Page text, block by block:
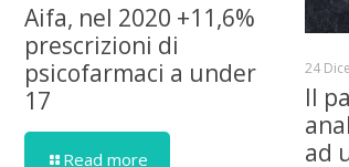
Aifa, nel 2020 +11,6%
prescrizioni di
psicofarmaci a under
17
Read more
24
Il
ad